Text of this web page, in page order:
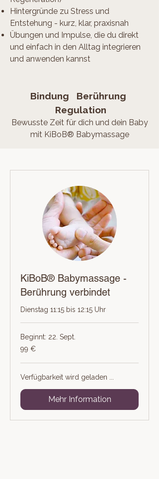
Hintergründe zu Stress und
Entstehung - kurz, klar, praxisnah
Übungen und Impulse, die du direkt
und einfach in den Alltag integrieren
und anwenden kannst
Bindung Berührung
Regulation
Bewusste Zeit für dich und dein Baby
mit KiBoB® Babymassage
KiBoB® Babymassage -
Berührung verbindet
Dienstag 11:15 bis 12:15 Uhr
Beginnt: 22. Sept.
99
Euro
99 €
Verfügbarkeit wird geladen ...
Mehr Information